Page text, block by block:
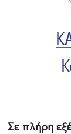
Σε πλήρη